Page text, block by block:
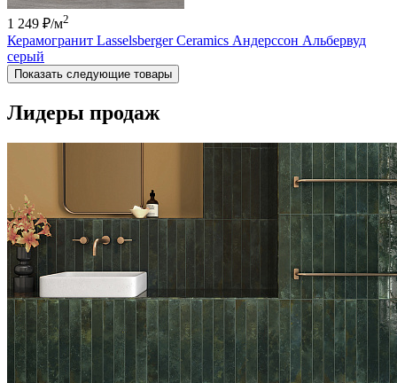
1 249 ₽/м2
Керамогранит Lasselsberger Ceramics Андерссон Альбервуд
серый
Показать следующие товары
Лидеры продаж